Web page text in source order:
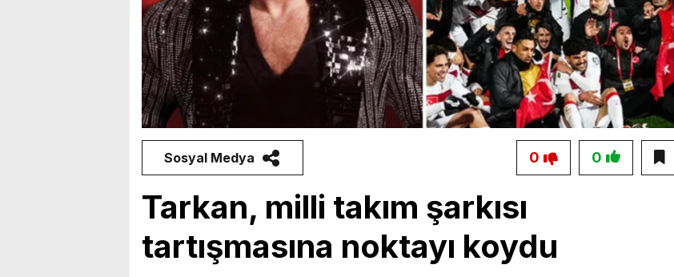
Sosyal Medya 0
0
Tarkan, milli takım şarkısı
tartışmasına noktayı koydu